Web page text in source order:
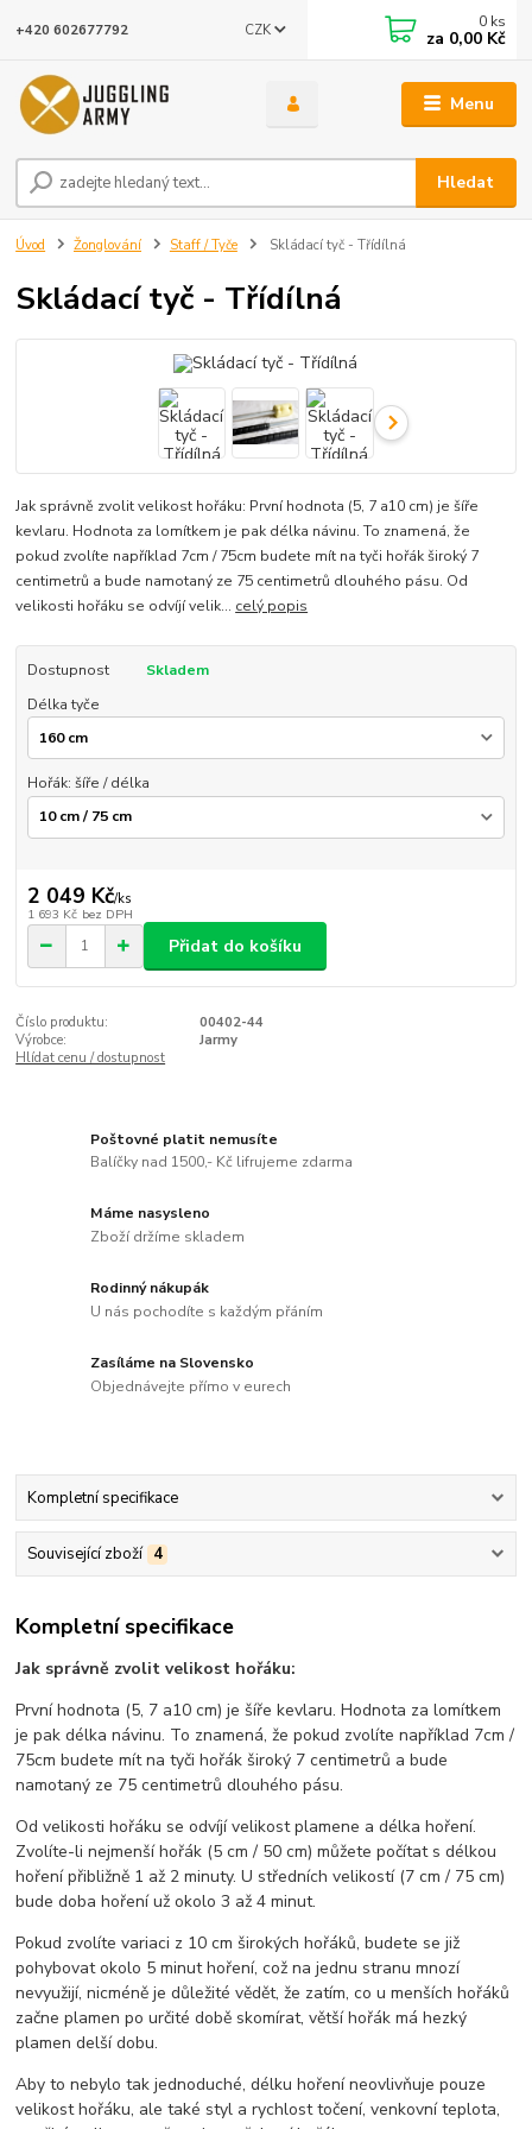
Menu
CZK
Hledat
+420 602677792 0 ks
za 0,00 Kč
Úvod Žonglování Staff / Tyče Skládací tyč - Třídílná
Skládací tyč - Třídílná
Jak správně zvolit velikost hořáku: První hodnota (5, 7 a10 cm) je šíře
kevlaru. Hodnota za lomítkem je pak délka návinu. To znamená, že
pokud zvolíte například 7cm / 75cm budete mít na tyči hořák široký 7
centimetrů a bude namotaný ze 75 centimetrů dlouhého pásu. Od
velikosti hořáku se odvíjí velik... celý popis
Dostupnost
Skladem
Délka tyče
Hořák: šíře / délka
2 049 Kč/ks
1 693 Kč bez DPH
Přidat do košíku
Číslo produktu:
00402-44
Výrobce:
Jarmy
Hlídat cenu / dostupnost
Poštovné platit nemusíte
Balíčky nad 1500,- Kč lifrujeme zdarma
Máme nasysleno
Zboží držíme skladem
Rodinný nákupák
U nás pochodíte s každým přáním
Zasíláme na Slovensko
Objednávejte přímo v eurech
Kompletní specifikace
Související zboží 4
Kompletní specifikace
Jak správně zvolit velikost hořáku:
První hodnota (5, 7 a10 cm) je šíře kevlaru. Hodnota za lomítkem
je pak délka návinu. To znamená, že pokud zvolíte například 7cm /
75cm budete mít na tyči hořák široký 7 centimetrů a bude
namotaný ze 75 centimetrů dlouhého pásu.
Od velikosti hořáku se odvíjí velikost plamene a délka hoření.
Zvolíte-li nejmenší hořák (5 cm / 50 cm) můžete počítat s délkou
hoření přibližně 1 až 2 minuty. U středních velikostí (7 cm / 75 cm)
bude doba hoření už okolo 3 až 4 minut.
Pokud zvolíte variaci z 10 cm širokých hořáků, budete se již
pohybovat okolo 5 minut hoření, což na jednu stranu mnozí
nevyužijí, nicméně je důležité vědět, že zatím, co u menších hořáků
začne plamen po určité době skomírat, větší hořák má hezký
plamen delší dobu.
Aby to nebylo tak jednoduché, délku hoření neovlivňuje pouze
velikost hořáku, ale také styl a rychlost točení, venkovní teplota,